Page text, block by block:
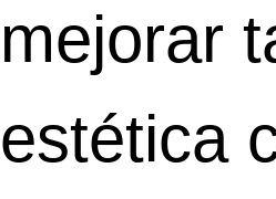
mejorar
estética